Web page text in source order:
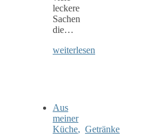
leckere
Sachen
die…
weiterlesen
Aus
meiner
Küche, Getränke